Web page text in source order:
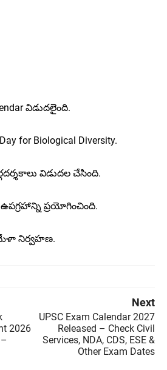
విడుదలైంది.
for Biological Diversity.
విడుదల చేసింది.
ఉపగ్రహాన్ని ప్రయోగించింది.
నిర్వహణ.
2026
Next
UPSC Exam Calendar 2027
Released – Check Civil
Services, NDA, CDS, ESE &
Other Exam Dates